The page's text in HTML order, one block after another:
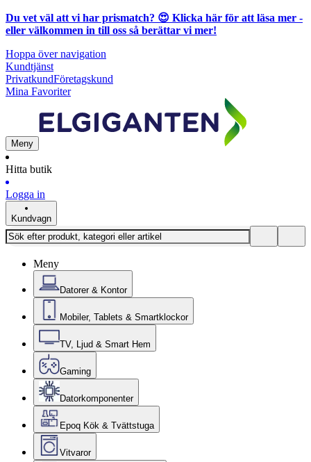
Du vet väl att vi har prismatch? 😍 Klicka här för att läsa mer -
eller välkommen in till oss så berättar vi mer!
Hoppa över navigation
Kundtjänst
PrivatkundFöretagskund
Mina Favoriter
Meny
Hitta butik
Logga in
Kundvagn
Meny
Datorer & Kontor
Mobiler, Tablets & Smartklockor
TV, Ljud & Smart Hem
Gaming
Datorkomponenter
Epoq Kök & Tvättstuga
Vitvaror